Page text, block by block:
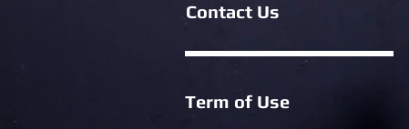
Contact Us
Term of Use